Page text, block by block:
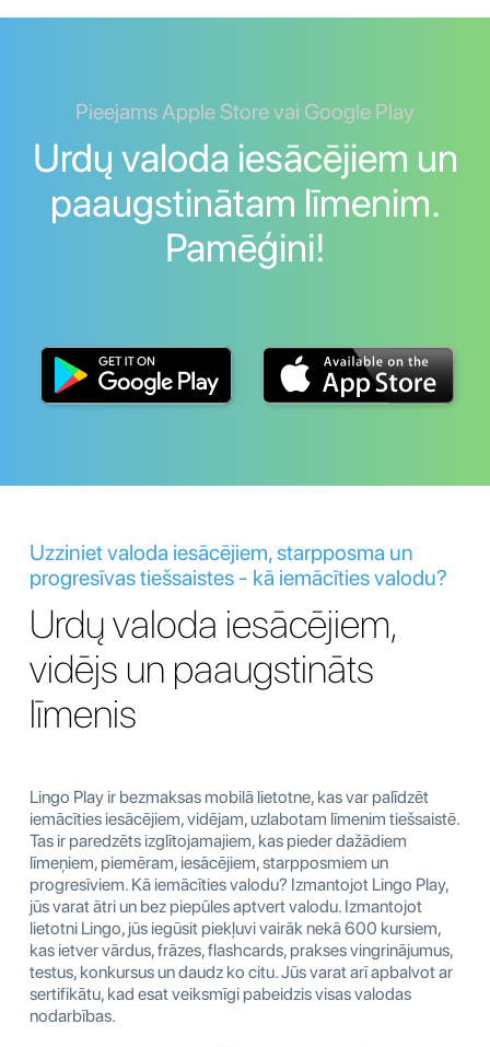
Pieejams Apple Store vai Google Play
Urdų valoda iesācējiem un
paaugstinātam līmenim.
Pamēģini!
Uzziniet valoda iesācējiem, starpposma un
progresīvas tiešsaistes - kā iemācīties valodu?
Urdų valoda iesācējiem,
vidējs un paaugstināts
līmenis
Lingo Play ir bezmaksas mobilā lietotne, kas var palīdzēt
iemācīties iesācējiem, vidējam, uzlabotam līmenim tiešsaistē.
Tas ir paredzēts izglītojamajiem, kas pieder dažādiem
līmeņiem, piemēram, iesācējiem, starpposmiem un
progresīviem. Kā iemācīties valodu? Izmantojot Lingo Play,
jūs varat ātri un bez piepūles aptvert valodu. Izmantojot
lietotni Lingo, jūs iegūsit piekļuvi vairāk nekā 600 kursiem,
kas ietver vārdus, frāzes, flashcards, prakses vingrinājumus,
testus, konkursus un daudz ko citu. Jūs varat arī apbalvot ar
sertifikātu, kad esat veiksmīgi pabeidzis visas valodas
nodarbības.